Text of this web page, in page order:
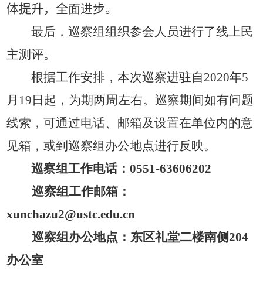
体提升，全面进步。
最后，巡察组组织参会人员进行了线上民
主测评。
根据工作安排，本次巡察进驻自2020年5
月 19 日起，为期两周左右。巡察期间如有问题
线索，可通过电话、邮箱及设置在单位内的意
见箱，或到巡察组办公地点进行反映。
巡察组工作电话：0551-63606202
巡察组工作邮箱：
xunchazu2@ustc.edu.cn
巡察组办公地点：东区礼堂二楼南侧204
办公室